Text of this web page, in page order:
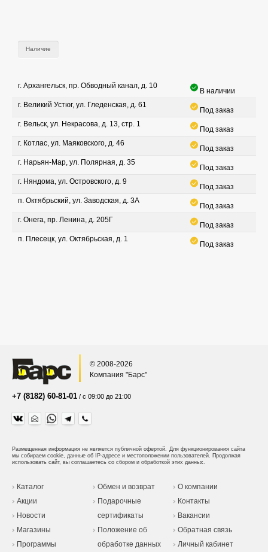
Наличие
г. Архангельск, пр. Обводный канал, д. 10
В наличии
г. Великий Устюг, ул. Гледенская, д. 61
Под заказ
г. Вельск, ул. Некрасова, д. 13, стр. 1
Под заказ
г. Котлас, ул. Маяковского, д. 46
Под заказ
г. Нарьян-Мар, ул. Полярная, д. 35
Под заказ
г. Няндома, ул. Островского, д. 9
Под заказ
п. Октябрьский, ул. Заводская, д. 3А
Под заказ
г. Онега, пр. Ленина, д. 205Г
Под заказ
п. Плесецк, ул. Октябрьская, д. 1
Под заказ
© 2008-2026
Компания "Барс"
+7 (8182) 60-81-01 / с 09:00 до 21:00
Размещенная информация не является публичной офертой. Для функционирования сайта
мы собираем cookie, данные об IP-адресе и местоположении пользователей. Продолжая
использовать сайт, вы соглашаетесь со сбором и обработкой этих данных.
Каталог
Акции
Новости
Магазины
Программы
Обмен и возврат
Подарочные
сертификаты
Положение об
обработке данных
О компании
Контакты
Вакансии
Обратная связь
Личный кабинет